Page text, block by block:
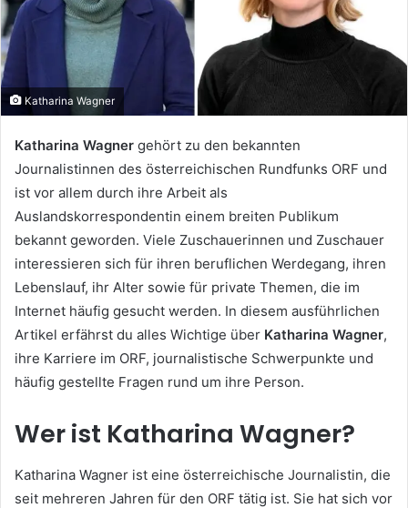
Katharina Wagner
Katharina Wagner gehört zu den bekannten
Journalistinnen des österreichischen Rundfunks ORF und
ist vor allem durch ihre Arbeit als
Auslandskorrespondentin einem breiten Publikum
bekannt geworden. Viele Zuschauerinnen und Zuschauer
interessieren sich für ihren beruflichen Werdegang, ihren
Lebenslauf, ihr Alter sowie für private Themen, die im
Internet häufig gesucht werden. In diesem ausführlichen
Artikel erfährst du alles Wichtige über Katharina Wagner,
ihre Karriere im ORF, journalistische Schwerpunkte und
häufig gestellte Fragen rund um ihre Person.
Wer ist Katharina Wagner?
Katharina Wagner ist eine österreichische Journalistin, die
seit mehreren Jahren für den ORF tätig ist. Sie hat sich vor